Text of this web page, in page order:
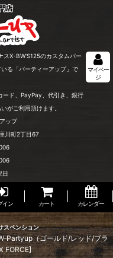
X･BW'S125のカスタムパー
る「パーティーアップ」で
ード、PayPay、代引き、銀行
がご利用頂けます。
ップ
川町2丁目67
日
マイペー
ジ
イン カート カレンダー
スペンション
Partyup（ゴールド/レッド/ブラ
FORCE]